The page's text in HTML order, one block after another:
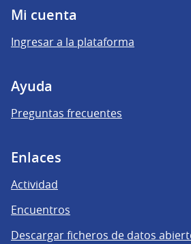
Mi cuenta
Ingresar a la plataforma
Ayuda
Preguntas frecuentes
Enlaces
Actividad
Encuentros
Descargar ficheros de datos